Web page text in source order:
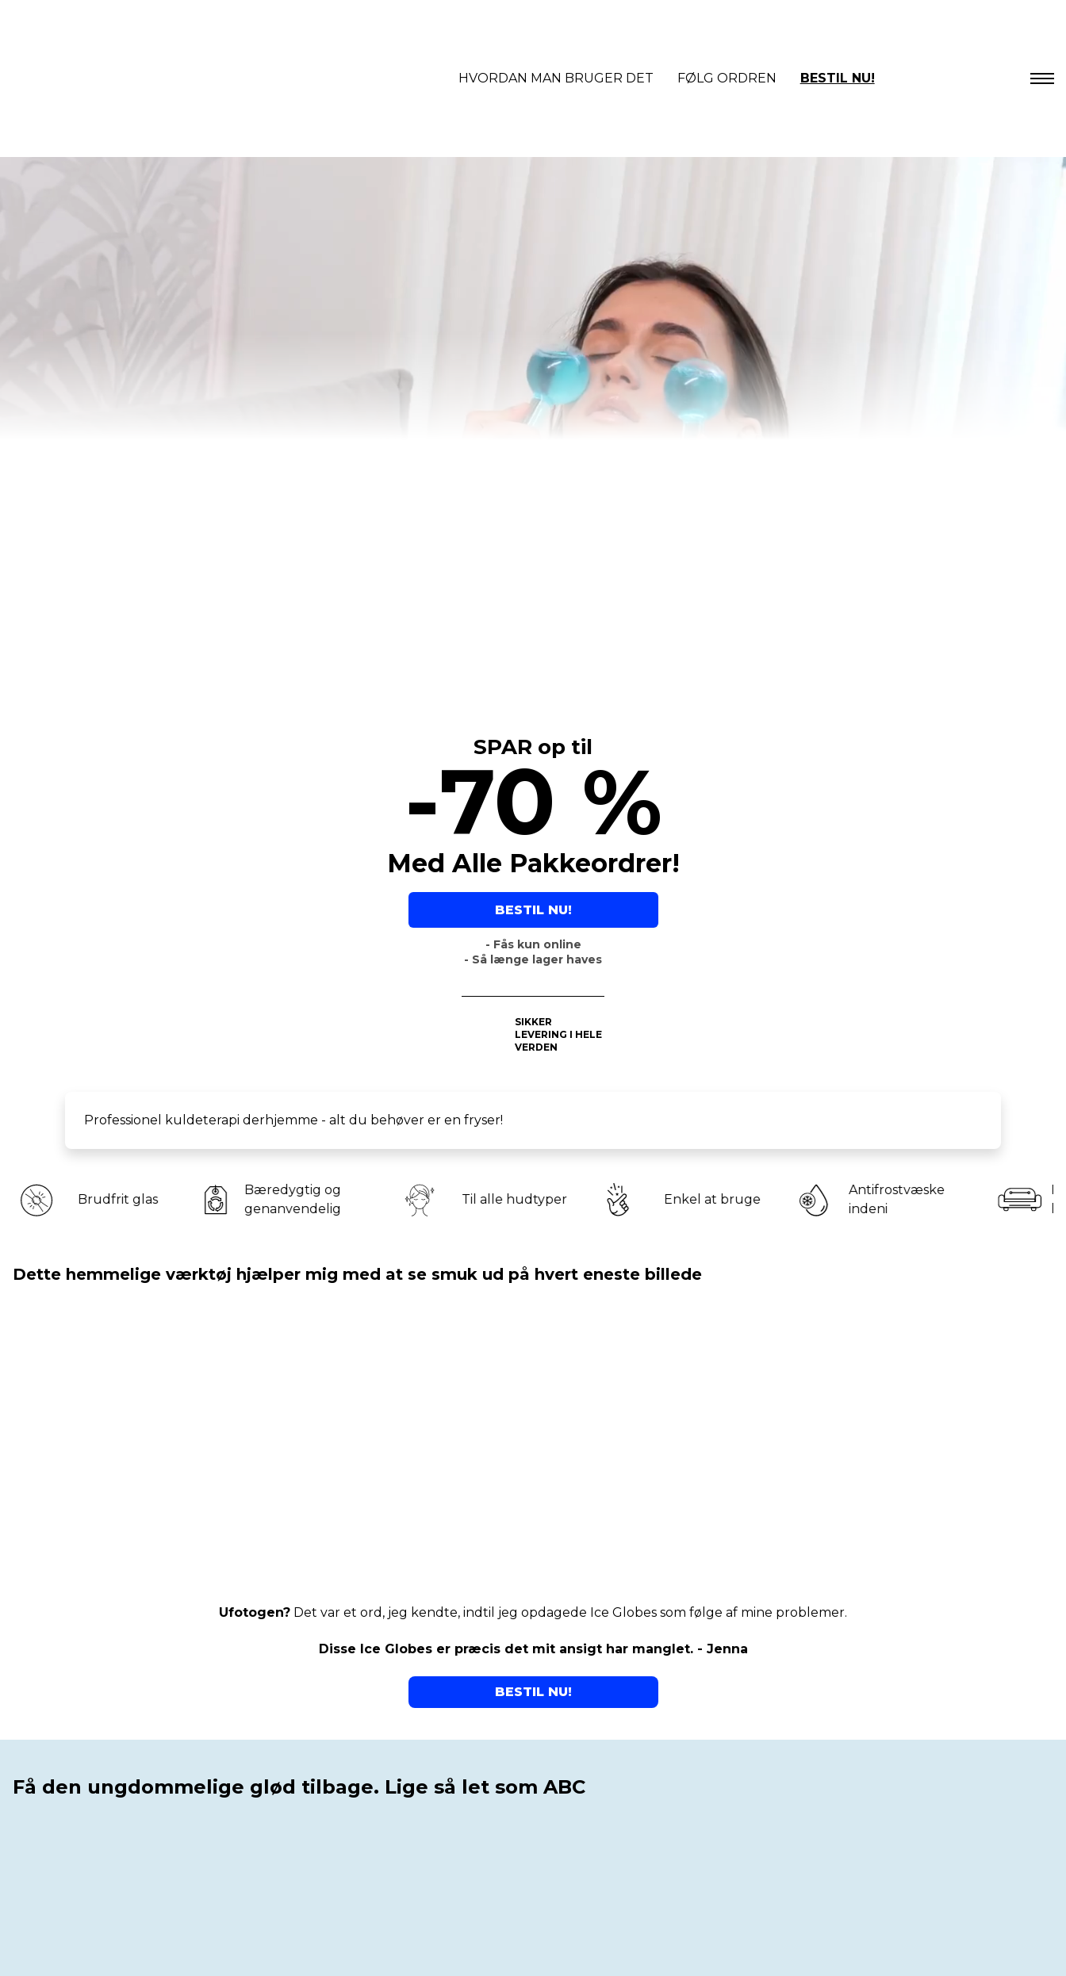
HVORDAN MAN BRUGER DET FØLG ORDREN BESTIL NU!
SPAR op til
-70 %
Med Alle Pakkeordrer!
BESTIL NU!
- Fås kun online
- Så længe lager haves
SIKKER
LEVERING I HELE
VERDEN
Professionel kuldeterapi derhjemme - alt du behøver er en fryser!
glas
Bæredygtig og
genanvendelig
Til alle hudtyper Enkel at bruge
Antifrostvæske
indeni
Perfekt til
hjemmebrug
Dette hemmelige værktøj hjælper mig med at se smuk ud på hvert eneste billede
Ufotogen? Det var et ord, jeg kendte, indtil jeg opdagede Ice Globes som følge af mine problemer.
Disse Ice Globes er præcis det mit ansigt har manglet. - Jenna
BESTIL NU!
Få den ungdommelige glød tilbage. Lige så let som ABC